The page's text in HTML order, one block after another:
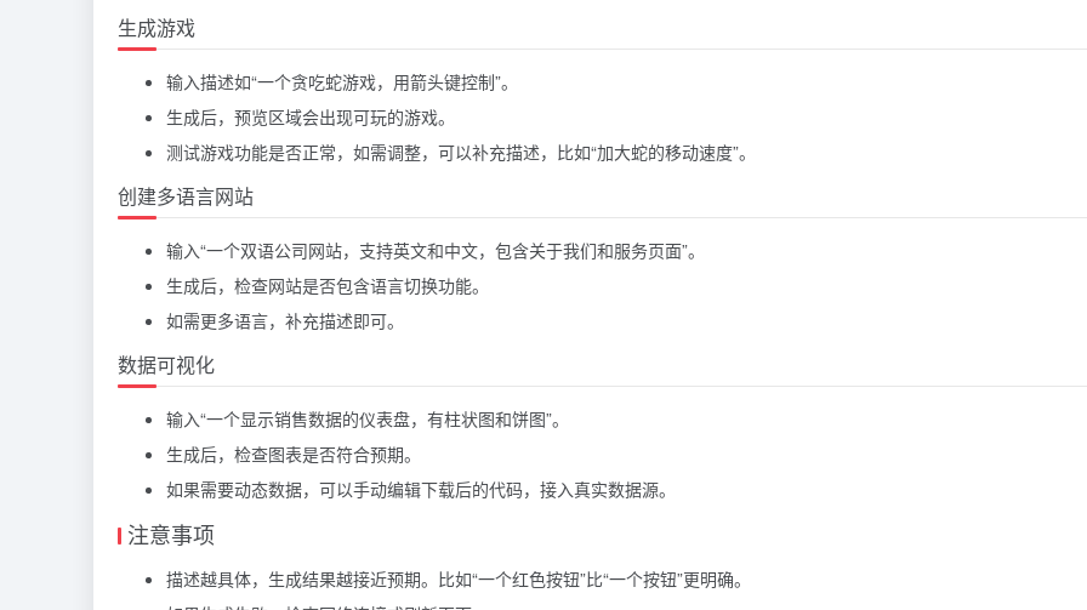
生成游戏
输入描述如“一个贪吃蛇游戏，用箭头键控制”。
生成后，预览区域会出现可玩的游戏。
测试游戏功能是否正常，如需调整，可以补充描述，比如“加大蛇的移动速度”。
创建多语言网站
输入“一个双语公司网站，支持英文和中文，包含关于我们和服务页面”。
生成后，检查网站是否包含语言切换功能。
如需更多语言，补充描述即可。
数据可视化
输入“一个显示销售数据的仪表盘，有柱状图和饼图”。
生成后，检查图表是否符合预期。
如果需要动态数据，可以手动编辑下载后的代码，接入真实数据源。
注意事项
描述越具体，生成结果越接近预期。比如“一个红色按钮”比“一个按钮”更明确。